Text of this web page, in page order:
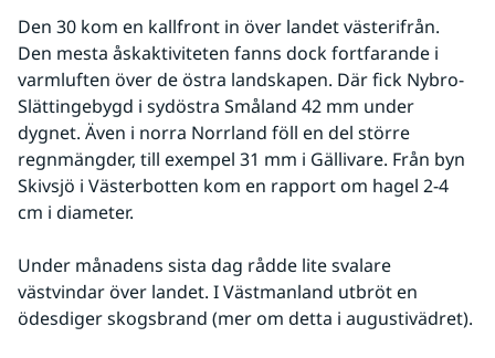
Den 30 kom en kallfront in över landet västerifrån.
Den mesta åskaktiviteten fanns dock fortfarande i
varmluften över de östra landskapen. Där fick Nybro-
Slättingebygd i sydöstra Småland 42 mm under
dygnet. Även i norra Norrland föll en del större
regnmängder, till exempel 31 mm i Gällivare. Från byn
Skivsjö i Västerbotten kom en rapport om hagel 2-4
cm i diameter.
Under månadens sista dag rådde lite svalare
västvindar över landet. I Västmanland utbröt en
ödesdiger skogsbrand (mer om detta i augustivädret).